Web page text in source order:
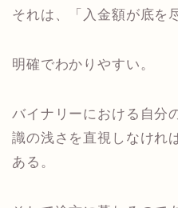
それは、「入金額が底を
明確でわかりやすい。
バイナリーにおける自分
識の浅さを直視しなけれ
ある。